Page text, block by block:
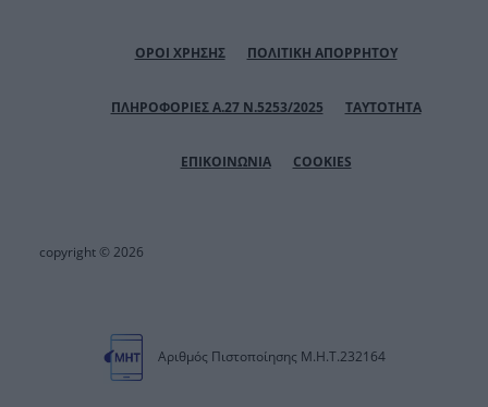
ΟΡΟΙ ΧΡΗΣΗΣ ΠΟΛΙΤΙΚΗ ΑΠΟΡΡΗΤΟΥ
ΠΛΗΡΟΦΟΡΙΕΣ Α.27 Ν.5253/2025 ΤΑΥΤΟΤΗΤΑ
ΕΠΙΚΟΙΝΩΝΙΑ COOKIES
copyright © 2026
Αριθμός Πιστοποίησης Μ.Η.Τ.232164